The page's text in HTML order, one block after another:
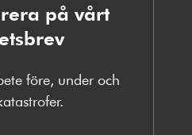
på vårt
före, under och